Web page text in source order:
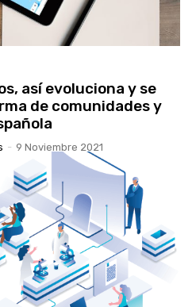
así evoluciona y se
de comunidades y
- 9 Noviembre 2021